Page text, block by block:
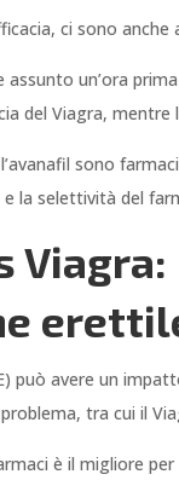
ci sono
un’ora
del Viagra,
sono
la selettività del
può avere un
tra cui il
è il migliore